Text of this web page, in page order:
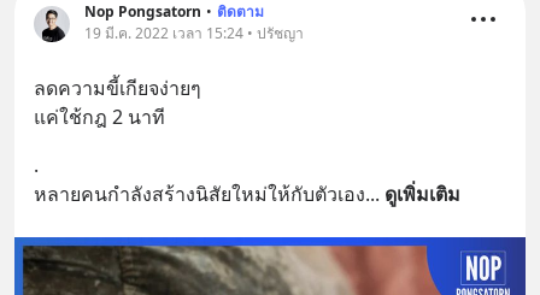
Nop Pongsatorn • ติดตาม
19 มี.ค. 2022 เวลา 15:24 • ปรัชญา
ลดความขี้เกียจง่ายๆ
แค่ใช้กฎ 2 นาที
.
หลายคนกำลังสร้างนิสัยใหม่ให้กับตัวเอง... ดูเพิ่มเติม